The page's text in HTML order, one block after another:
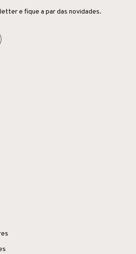
e fique a par das novidades.